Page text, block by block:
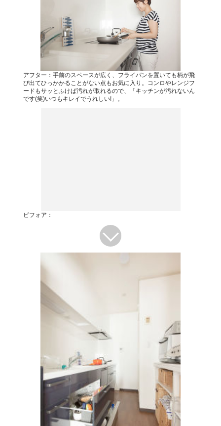
アフター：手前のスペースが広く、フライパンを置いても柄が飛
び出てひっかかることがない点もお気に入り。コンロやレンジフ
ードもサッとふけば汚れが取れるので、「キッチンが汚れないん
です(笑)いつもキレイでうれしい!」。
ビフォア：